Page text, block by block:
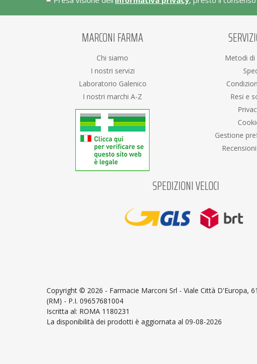
MARCONI FARMA
Chi siamo
I nostri servizi
Laboratorio Galenico
I nostri marchi A-Z
Metodi
Resi e
Gestione
SPEDIZIONI VELOCI
Copyright © 2026 - Farmacie Marconi Srl - Viale Città D'Europa,
(RM) - P.I. 09657681004
Iscritta al: ROMA 1180231
La disponibilità dei prodotti è aggiornata al 09-08-2026